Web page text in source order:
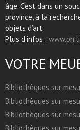
âge. C’est dans un
province, à la
objets d’art.
Plus d'infos :
VOTRE
Bibliothèques sur
Bibliothèques sur
Bibliothèques sur
Bibliothèques sur